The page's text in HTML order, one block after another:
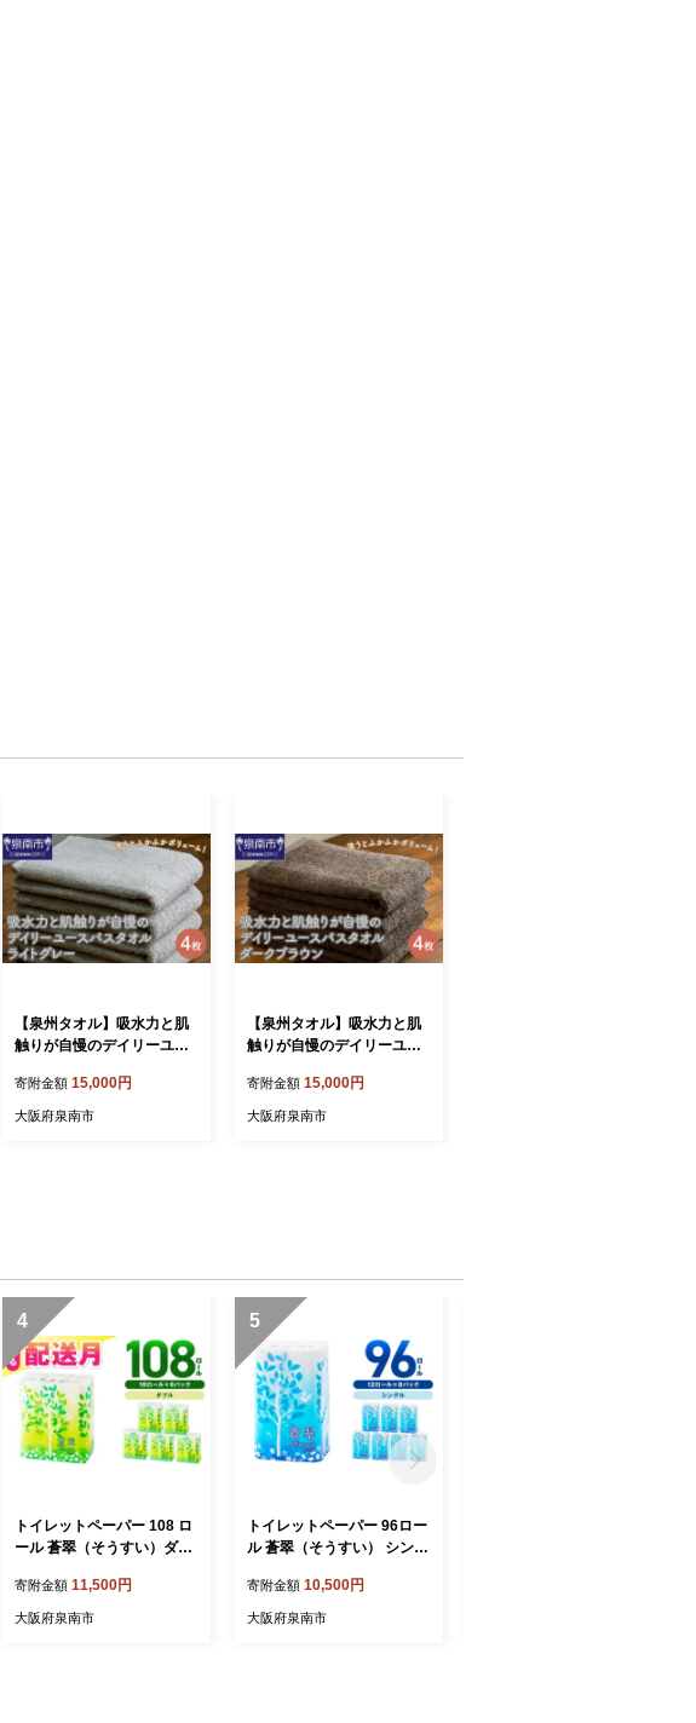
【泉州タオル】吸水力と肌
触りが自慢のデイリーユー
4枚【配送不可地域：北海
道・沖縄・離島】【039D-2
寄附金額 15,000円
大阪府泉南市
【泉州タオル】吸水力と肌
触りが自慢のデイリーユー
ン 4枚【配送不可地域：北
海道・沖縄・離島】【039D
寄附金額 15,000円
大阪府泉南市
4
トイレットペーパー 108 ロ
ール 蒼翠（そうすい）ダブ
道・沖縄】【2026年8月お
届け】トイレ 人気 日用品
寄附金額 11,500円
大阪府泉南市
5
トイレットペーパー 96ロー
ル 蒼翠（そうすい） シング
道・沖縄】【60営業日以内
に発送】 といれっとぺーぱ
寄附金額 10,500円
大阪府泉南市